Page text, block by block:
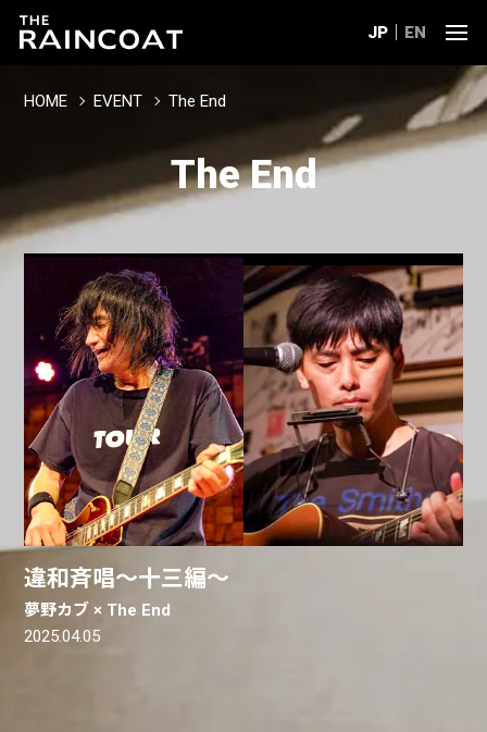
JP EN
HOME EVENT The End
The End
違和斉唱〜十三編〜
夢野カブ × The End
2025.04.05